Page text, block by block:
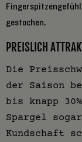
gestochen.
PREISLICH
Die
der Saison
bis knapp
Spargel
Kundschaft